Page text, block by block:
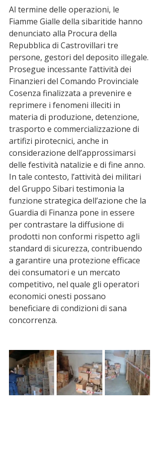
Al termine delle operazioni, le
Fiamme Gialle della sibaritide hanno
denunciato alla Procura della
Repubblica di Castrovillari tre
persone, gestori del deposito illegale.
Prosegue incessante l’attività dei
Finanzieri del Comando Provinciale
Cosenza finalizzata a prevenire e
reprimere i fenomeni illeciti in
materia di produzione, detenzione,
trasporto e commercializzazione di
artifizi pirotecnici, anche in
considerazione dell’approssimarsi
delle festività natalizie e di fine anno.
In tale contesto, l’attività dei militari
del Gruppo Sibari testimonia la
funzione strategica dell’azione che la
Guardia di Finanza pone in essere
per contrastare la diffusione di
prodotti non conformi rispetto agli
standard di sicurezza, contribuendo
a garantire una protezione efficace
dei consumatori e un mercato
competitivo, nel quale gli operatori
economici onesti possano
beneficiare di condizioni di sana
concorrenza.